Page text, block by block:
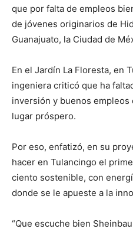
que por falta de empleos
de jóvenes originarios de
Guanajuato, la Ciudad de
En el Jardín La Floresta, en
ingeniera criticó que ha
inversión y buenos empleos
lugar próspero.
Por eso, enfatizó, en su
hacer en Tulancingo el
ciento sostenible, con
donde se le apueste a la
“Que escuche bien